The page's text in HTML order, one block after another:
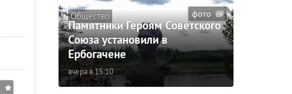
фото
Общество
Памятники Героям Советского
Союза установили в
Ербогачене
вчера в 15:10